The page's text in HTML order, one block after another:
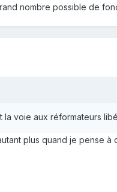
nombre possible de
voie aux réformateurs
plus quand je pense à